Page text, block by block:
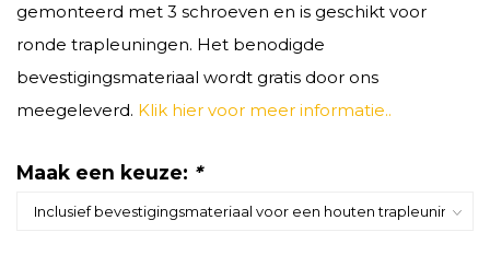
gemonteerd met 3 schroeven en is geschikt voor
ronde trapleuningen. Het benodigde
bevestigingsmateriaal wordt gratis door ons
meegeleverd. Klik hier voor meer informatie..
Maak een keuze: *